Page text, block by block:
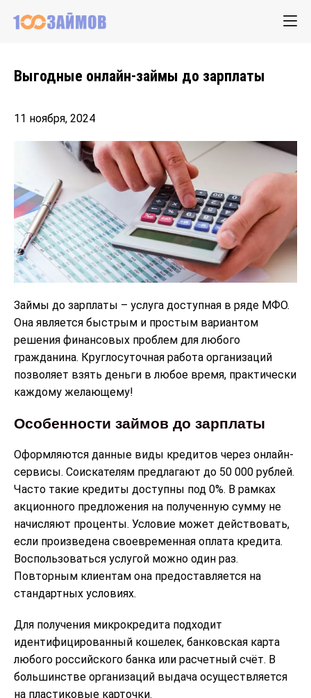
Выгодные онлайн-займы до зарплаты
11 ноября, 2024
Займы до зарплаты – услуга доступная в ряде МФО.
Она является быстрым и простым вариантом
решения финансовых проблем для любого
гражданина. Круглосуточная работа организаций
позволяет взять деньги в любое время, практически
каждому желающему!
Особенности займов до зарплаты
Оформляются данные виды кредитов через онлайн-
сервисы. Соискателям предлагают до 50 000 рублей.
Часто такие кредиты доступны под 0%. В рамках
акционного предложения на полученную сумму не
начисляют проценты. Условие может действовать,
если произведена своевременная оплата кредита.
Воспользоваться услугой можно один раз.
Повторным клиентам она предоставляется на
стандартных условиях.
Для получения микрокредита подходит
идентифицированный кошелек, банковская карта
любого российского банка или расчетный счёт. В
большинстве организаций выдача осуществляется
на пластиковые карточки.